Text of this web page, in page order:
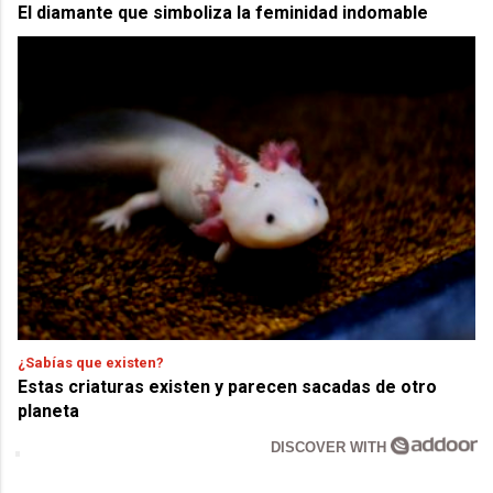
El diamante que simboliza la feminidad indomable
¿Sabías que existen?
Estas criaturas existen y parecen sacadas de otro
planeta
DISCOVER WITH